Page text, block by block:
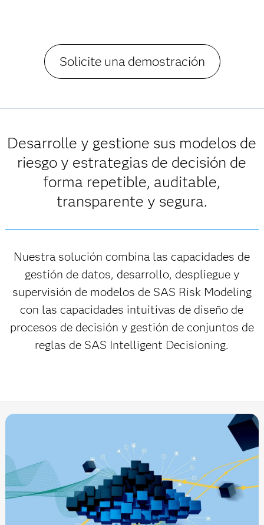
Solicite una demostración
Desarrolle y gestione sus modelos de
riesgo y estrategias de decisión de
forma repetible, auditable,
transparente y segura.
Nuestra solución combina las capacidades de
gestión de datos, desarrollo, despliegue y
supervisión de modelos de SAS Risk Modeling
con las capacidades intuitivas de diseño de
procesos de decisión y gestión de conjuntos de
reglas de SAS Intelligent Decisioning.